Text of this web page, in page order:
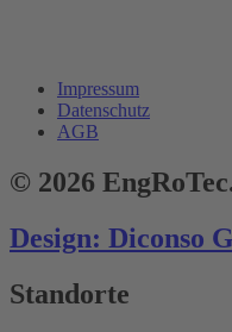
Impressum
Datenschutz
AGB
© 2026
Design: Diconso
Standorte